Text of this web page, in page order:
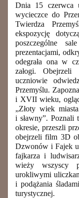
Dnia 15 czerwca
wycieczce do
Twierdza
ekspozycję
poszczególne
prezentacjami,
odegrała ona w
załogi. Obejrzeli
uczniowie
Przemyślu.
i XVII wieku,
„Złoty wiek
i sławny”. Poznali
okresie, przeszli
obejrzeli film 3D
Dzwonów i Fajek
fajkarza i
wieży wszyscy
urokliwymi
i podążania
turystycznej.